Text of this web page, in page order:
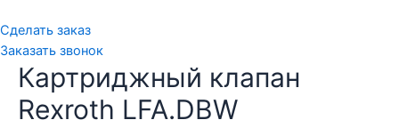
Сделать заказ
Заказать звонок
Картриджный клапан
Rexroth LFA.DBW